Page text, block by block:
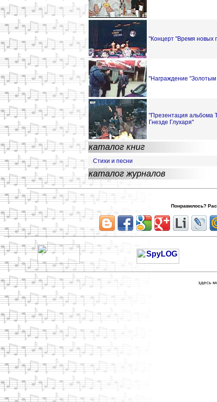
"Концерт "Время новых
"Награждение
"Презентация альбома
Гнезде Глухаря"
каталог книг
Стихи и песни
каталог журналов
Понравилось?
здесь